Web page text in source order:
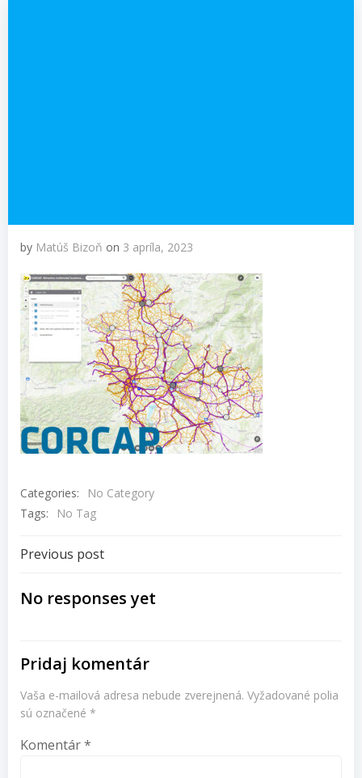
by Matúš Bizoň on 3 apríla, 2023
Categories:
No Category
Tags:
No Tag
Navigácia
v
Previous post
No responses yet
Pridaj komentár
Vaša e-mailová adresa nebude zverejnená. Vyžadované polia
sú označené *
Komentár*